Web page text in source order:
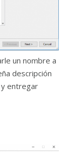
un nombre a
descripción
entregar